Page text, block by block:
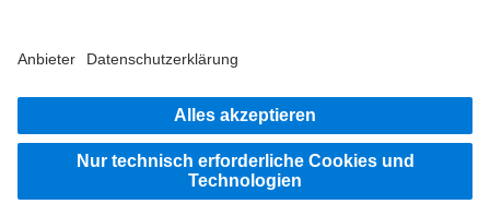
Impressum